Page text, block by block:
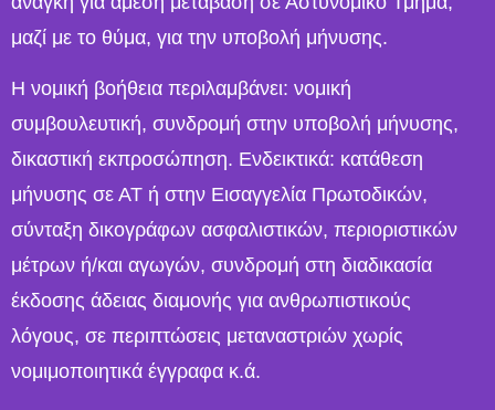
μαζί με το θύμα, για την υποβολή μήνυσης.
Η νομική βοήθεια περιλαμβάνει: νομική
συμβουλευτική, συνδρομή στην υποβολή μήνυσης,
δικαστική εκπροσώπηση. Ενδεικτικά: κατάθεση
μήνυσης σε ΑΤ ή στην Εισαγγελία Πρωτοδικών,
σύνταξη δικογράφων ασφαλιστικών, περιοριστικών
μέτρων ή/και αγωγών, συνδρομή στη διαδικασία
έκδοσης άδειας διαμονής για ανθρωπιστικούς
λόγους, σε περιπτώσεις μεταναστριών χωρίς
νομιμοποιητικά έγγραφα κ.ά.